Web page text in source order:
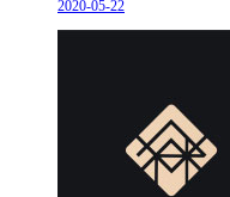
2020-05-22